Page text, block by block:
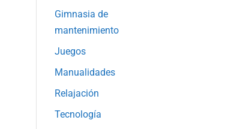
Gimnasia de
mantenimiento
Juegos
Manualidades
Relajación
Tecnología